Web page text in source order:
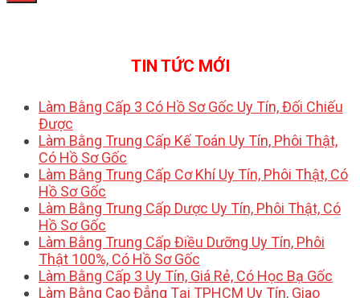
TIN TỨC MỚI
Làm Bằng Cấp 3 Có Hồ Sơ Gốc Uy Tín, Đối Chiếu
Được
Làm Bằng Trung Cấp Kế Toán Uy Tín, Phôi Thật,
Có Hồ Sơ Gốc
Làm Bằng Trung Cấp Cơ Khí Uy Tín, Phôi Thật, Có
Hồ Sơ Gốc
Làm Bằng Trung Cấp Dược Uy Tín, Phôi Thật, Có
Hồ Sơ Gốc
Làm Bằng Trung Cấp Điều Dưỡng Uy Tín, Phôi
Thật 100%, Có Hồ Sơ Gốc
Làm Bằng Cấp 3 Uy Tín, Giá Rẻ, Có Học Bạ Gốc
Làm Bằng Cao Đẳng Tại TPHCM Uy Tín, Giao